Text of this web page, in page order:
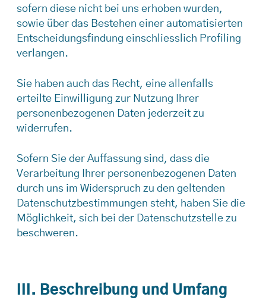
sofern diese nicht bei uns erhoben wurden,
sowie über das Bestehen einer automatisierten
Entscheidungsfindung einschliesslich Profiling
verlangen.
Sie haben auch das Recht, eine allenfalls
erteilte Einwilligung zur Nutzung Ihrer
personenbezogenen Daten jederzeit zu
widerrufen.
Sofern Sie der Auffassung sind, dass die
Verarbeitung Ihrer personenbezogenen Daten
durch uns im Widerspruch zu den geltenden
Datenschutzbestimmungen steht, haben Sie die
Möglichkeit, sich bei der Datenschutzstelle zu
beschweren.
III. Beschreibung und Umfang